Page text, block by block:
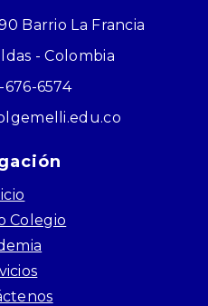
Barrio La Francia
- Colombia
6574
Colegio